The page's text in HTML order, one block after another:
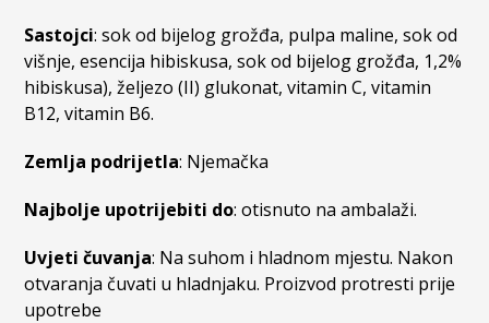
Sastojci: sok od bijelog grožđa, pulpa maline, sok od
višnje, esencija hibiskusa, sok od bijelog grožđa, 1,2%
hibiskusa), željezo (II) glukonat, vitamin C, vitamin
B12, vitamin B6.
Zemlja podrijetla: Njemačka
Najbolje upotrijebiti do: otisnuto na ambalaži.
Uvjeti čuvanja: Na suhom i hladnom mjestu. Nakon
otvaranja čuvati u hladnjaku. Proizvod protresti prije
upotrebe